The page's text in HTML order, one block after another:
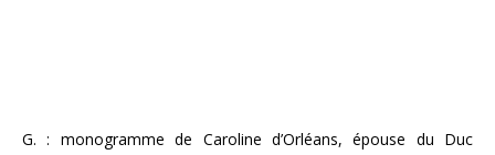
G. : monogramme de Caroline d’Orléans, épouse du Duc